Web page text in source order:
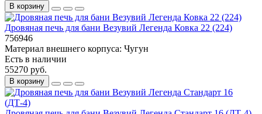
В корзину
Дровяная печь для бани Везувий Легенда Ковка 22 (224)
756946
Материал внешнего корпуса: Чугун
Есть в наличии
55270 руб.
В корзину